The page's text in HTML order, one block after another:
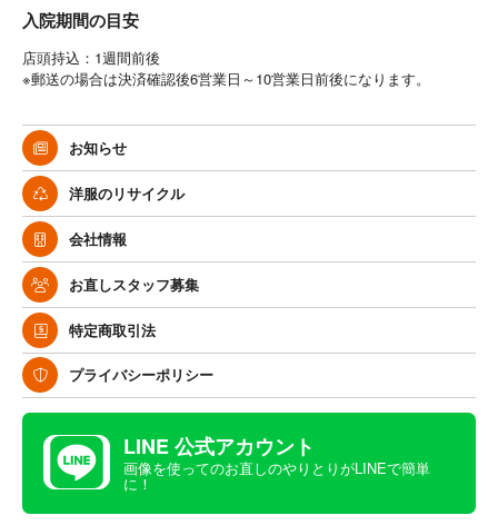
入院期間の目安
店頭持込：1週間前後
※郵送の場合は決済確認後6営業日～10営業日前後になります。
お知らせ
洋服のリサイクル
会社情報
お直しスタッフ募集
特定商取引法
プライバシーポリシー
LINE 公式アカウント
画像を使ってのお直しのやりとりがLINEで簡単
に！